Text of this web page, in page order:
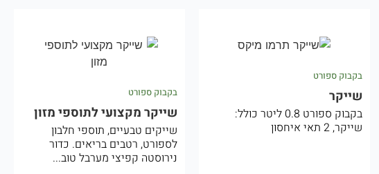
בקבוק ספורט
שייקר
בקבוק ספורט 0.8 ליטר כולל:
שייקר, 2 תאי איחסון
בקבוק ספורט
שייקר מקצועי לתוספי מזון
שייקים טבעיים, תוספי חלבון
לספורט, רטבים בריאים. כדור
נירוסטה קפיצי מערבל טוב...